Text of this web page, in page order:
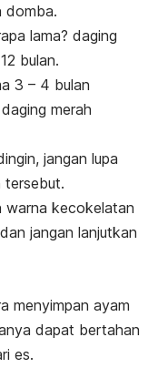
domba.
lama? daging
bulan.
3 – 4 bulan
merah
jangan lupa
tersebut.
warna kecokelatan
jangan lanjutkan
menyimpan ayam
dapat bertahan
es.